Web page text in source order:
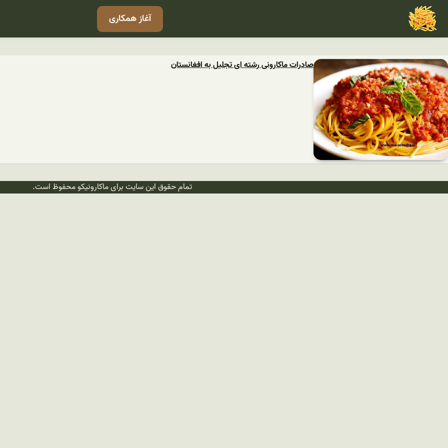
آغاز همکاری
صادرات ماکارونی رشته ای تجلیل به افغانستان
تمام حقوق این سایت برای ماکارونیکو محفوظ است.